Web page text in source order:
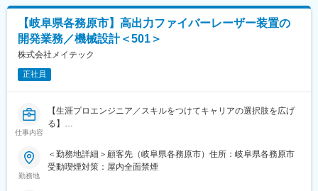
※使用CAD：AutoCAD、SolidWorks、iCAD、CATIAなど（使
い慣れたCADでスタート可能です）
【このポジションの魅力・技術の幅が広がる理由】
●特定製品に縛られない「マルチなスキル」が身につく
弊社は特定の業界に特化していないため、自動車から食品、
航空宇宙まで、多様な業界の機械に触れることができます。様々
な構造や駆動方式を学ぶことで、エンジニアとしての技術の引き
出しが圧倒的に増えていきます。
●「設計のプロ」がしっかりフォロー
す。技術者の気持ちや、どこで躓きやすいかを理解しているた
め、使用経験のないCADの指導やステップアップへのフォロー体
【岐阜県各務原市】高出力ファイバーレーザー装置の
開発業務／機械設計＜501＞
株式会社メイテック
正社員
仕事内容
【生涯プロエンジニア／スキルをつけてキャリアの選択肢を広げ
る】
・上場企業・優良中堅企業1,300社と取引中
・2026年度も売上1,300億円超の見込み。5年連続で過去最高を更
勤務地
＜勤務地詳細＞顧客先（岐阜県各務原市）住所：岐阜県各務原市
受動喫煙対策：屋内全面禁煙